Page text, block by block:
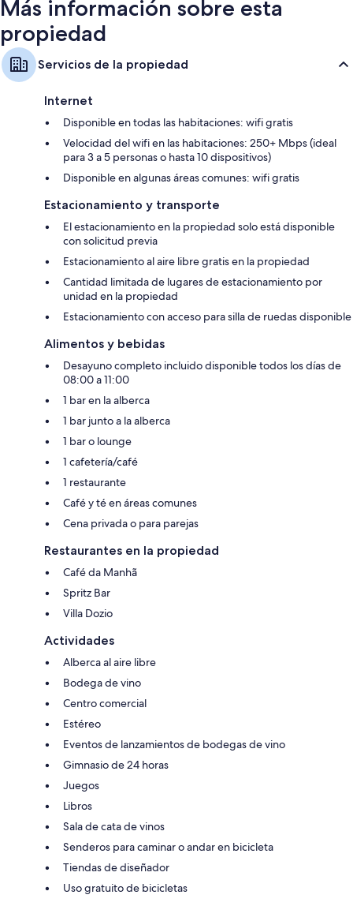
Más información sobre esta
propiedad
Servicios de la propiedad
Internet
Disponible en todas las habitaciones: wifi gratis
Velocidad del wifi en las habitaciones: 250+ Mbps (ideal
para 3 a 5 personas o hasta 10 dispositivos)
Disponible en algunas áreas comunes: wifi gratis
Estacionamiento y transporte
El estacionamiento en la propiedad solo está disponible
con solicitud previa
Estacionamiento al aire libre gratis en la propiedad
Cantidad limitada de lugares de estacionamiento por
unidad en la propiedad
Estacionamiento con acceso para silla de ruedas disponible
Alimentos y bebidas
Desayuno completo incluido disponible todos los días de
08:00 a 11:00
1 bar en la alberca
1 bar junto a la alberca
1 bar o lounge
1 cafetería/café
1 restaurante
Café y té en áreas comunes
Cena privada o para parejas
Restaurantes en la propiedad
Café da Manhã
Spritz Bar
Villa Dozio
Actividades
Alberca al aire libre
Bodega de vino
Centro comercial
Estéreo
Eventos de lanzamientos de bodegas de vino
Gimnasio de 24 horas
Juegos
Libros
Sala de cata de vinos
Senderos para caminar o andar en bicicleta
Tiendas de diseñador
Uso gratuito de bicicletas